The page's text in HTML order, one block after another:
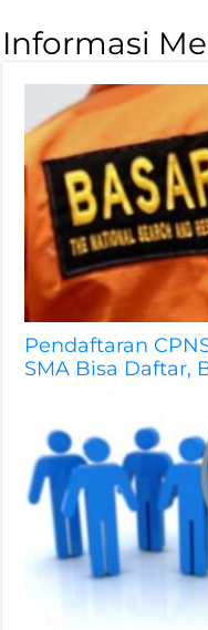
Informasi
Pendaftaran
SMA Bisa Daftar,